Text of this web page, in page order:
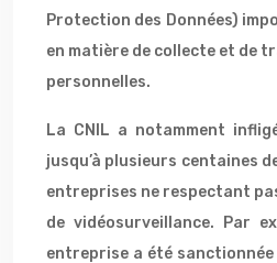
Protection des Données)
en matière de collecte et de
personnelles.
La CNIL a notamment
jusqu’à plusieurs centaines
entreprises ne respectant
de vidéosurveillance. Par
entreprise a été sanctionnée